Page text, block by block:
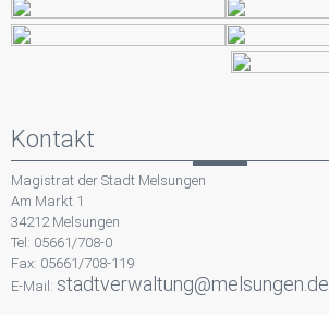
Kontakt
Magistrat der Stadt Melsungen
Am Markt 1
34212 Melsungen
Tel: 05661/708-0
Fax: 05661/708-119
E-Mail: stadtverwaltung@melsungen.de